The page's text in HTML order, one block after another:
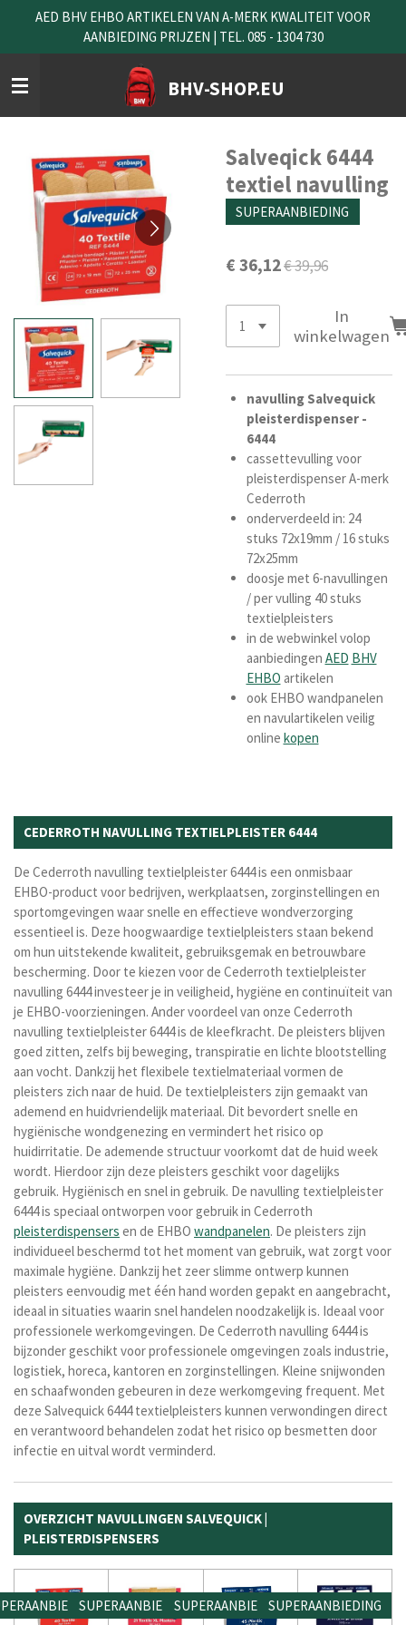
naar
de
hoofdinhoud
BHV-SHOP.EU
AED BHV EHBO ARTIKELEN VAN A-MERK KWALITEIT VOOR
AANBIEDING PRIJZEN | TEL. 085 - 1304 730
Salveqick 6444
textiel navulling
SUPERAANBIEDING
€ 36,12€ 39,96
In
winkelwagen
navulling Salvequick
pleisterdispenser -
6444
cassettevulling voor
pleisterdispenser A-merk
Cederroth
onderverdeeld in: 24
stuks 72x19mm / 16 stuks
72x25mm
doosje met 6-navullingen
/ per vulling 40 stuks
textielpleisters
in de webwinkel volop
aanbiedingen AED BHV
EHBO artikelen
ook EHBO wandpanelen
en navulartikelen veilig
online kopen
CEDERROTH NAVULLING TEXTIELPLEISTER 6444
De Cederroth navulling textielpleister 6444 is een onmisbaar
EHBO-product voor bedrijven, werkplaatsen, zorginstellingen en
sportomgevingen waar snelle en effectieve wondverzorging
essentieel is. Deze hoogwaardige textielpleisters staan bekend
om hun uitstekende kwaliteit, gebruiksgemak en betrouwbare
bescherming. Door te kiezen voor de Cederroth textielpleister
navulling 6444 investeer je in veiligheid, hygiëne en continuïteit van
je EHBO-voorzieningen. Ander voordeel van onze Cederroth
navulling textielpleister 6444 is de kleefkracht. De pleisters blijven
goed zitten, zelfs bij beweging, transpiratie en lichte blootstelling
aan vocht. Dankzij het flexibele textielmateriaal vormen de
pleisters zich naar de huid. De textielpleisters zijn gemaakt van
ademend en huidvriendelijk materiaal. Dit bevordert snelle en
hygiënische wondgenezing en vermindert het risico op
huidirritatie. De ademende structuur voorkomt dat de huid week
wordt. Hierdoor zijn deze pleisters geschikt voor dagelijks
gebruik. Hygiënisch en snel in gebruik. De navulling textielpleister
6444 is speciaal ontworpen voor gebruik in Cederroth
pleisterdispensers en de EHBO wandpanelen. De pleisters zijn
individueel beschermd tot het moment van gebruik, wat zorgt voor
maximale hygiëne. Dankzij het zeer slimme ontwerp kunnen
pleisters eenvoudig met één hand worden gepakt en aangebracht,
ideaal in situaties waarin snel handelen noodzakelijk is. Ideaal voor
professionele werkomgevingen. De Cederroth navulling 6444 is
bijzonder geschikt voor professionele omgevingen zoals industrie,
logistiek, horeca, kantoren en zorginstellingen. Kleine snijwonden
en schaafwonden gebeuren in deze werkomgeving frequent. Met
deze Salvequick 6444 textielpleisters kunnen verwondingen direct
en verantwoord behandelen zodat het risico op besmetten door
infectie en uitval wordt verminderd.
OVERZICHT NAVULLINGEN SALVEQUICK |
PLEISTERDISPENSERS
SUPERAANBIEDINGSUPERAANBIEDINGSUPERAANBIEDING